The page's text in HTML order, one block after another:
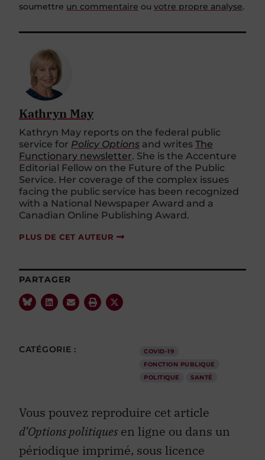
soumettre un commentaire ou votre propre analyse.
Kathryn May
Kathryn May reports on the federal public
service for Policy Options and writes The
Functionary newsletter. She is the Accenture
Editorial Fellow on the Future of the Public
Service. Her coverage of the complex issues
facing the public service has been recognized
with a National Newspaper Award and a
Canadian Online Publishing Award.
PLUS DE CET AUTEUR
PARTAGER
CATÉGORIE :
COVID-19
FONCTION PUBLIQUE
POLITIQUE
SANTÉ
Vous pouvez reproduire cet article
d’Options politiques en ligne ou dans un
périodique imprimé, sous licence